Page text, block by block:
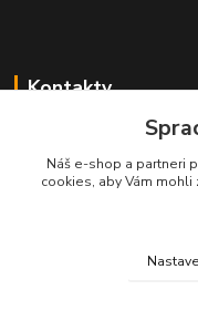
Kontakty
Zákaznícka podpora
+421 903 566 139
(Po-Pia, 8-17 hod.), (So 8-
Náš e-shop a partneri
cookies, aby Vám mohli